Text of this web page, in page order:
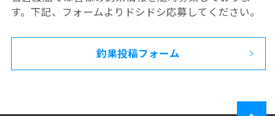
す。下記、フォームよりドシドシ応募してください。
釣果投稿フォーム